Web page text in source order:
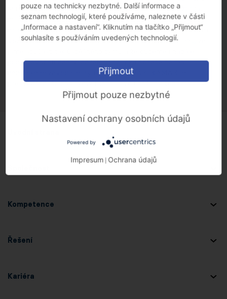
Mittelhessen v Gießenu (Německo) překonali v roce 2017 5.
místem v závodě Formula Student v České republice a 4.
místem v Nizozemsku všechna očekávání a dosáhli se svým
vozem nejlepšího sezónního výkonu všech dob. Těší nás, že
podporovat studenty; od letošního roku ponese helma
německého závodního týmu logo KAMAX. KAMAX je
přesvědčen, že oba týmy mohou své úspěchy zopakovat.
Kompetence
Řešení
Kariéra
pouze na technicky nezbytné. Další informace a
seznam technologií, které používáme, naleznete v části
„Informace a nastavení“. Kliknutím na tlačítko „Přijmout“
souhlasíte s používáním uvedených technologií.
Přijmout
Přijmout pouze nezbytné
Nastavení ochrany osobních údajů
Powered by
Impresum Ochrana údajů